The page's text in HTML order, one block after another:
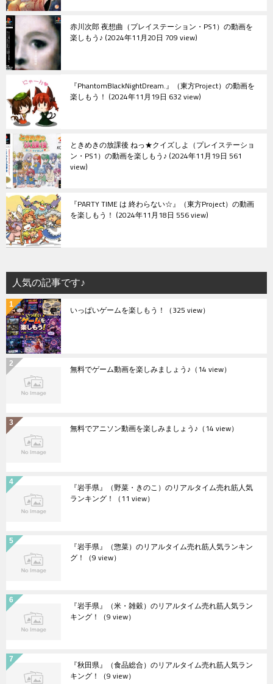
赤川次郎 夜想曲（プレイステーション・PS1）の動画を
楽しもう♪ 2024年11月20日 709 view
『PhantomBlackNightDream.』（東方Project）の動画を
楽しもう！ 2024年11月19日 632 view
ときめきの放課後 ねっ★クイズしよ（プレイステーショ
ン・PS1）の動画を楽しもう♪ 2024年11月19日 561
view
『PARTY TIME は 終わらない☆』（東方Project）の動画
を楽しもう！ 2024年11月18日 556 view
人気の記事です♪
いっぱいゲームを楽しもう！ （325 view）
無料でゲーム動画を楽しみましょう♪ （14 view）
無料でアニソン動画を楽しみましょう♪ （14 view）
『岩手県』（野菜・きのこ）のリアルタイム売れ筋人気
ランキング！ （11 view）
『岩手県』（惣菜）のリアルタイム売れ筋人気ランキン
グ！ （9 view）
『岩手県』（米・雑穀）のリアルタイム売れ筋人気ラン
キング！ （9 view）
『秋田県』（食品総合）のリアルタイム売れ筋人気ラン
キング！ （9 view）